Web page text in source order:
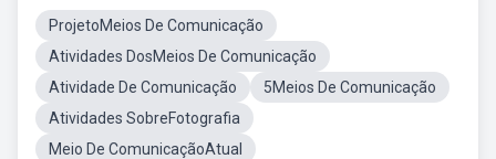
ProjetoMeios De Comunicação
Atividades DosMeios De Comunicação
Atividade De Comunicação
5Meios De Comunicação
Atividades SobreFotografia
Meio De ComunicaçãoAtual